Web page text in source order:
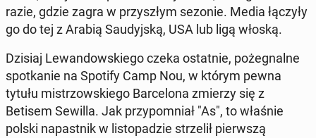
razie, gdzie zagra w przy­szłym sezonie. Media łączyły
go do tej z Arabią Sau­dyj­ską, USA lub ligą włoską.
Dzisiaj Le­wan­dow­skie­go czeka ostat­nie, po­że­gnal­ne
spo­tka­nie na Spotify Camp Nou, w którym pewna
tytułu mi­strzow­skie­go Bar­ce­lo­na zmierzy się z
Betisem Sewilla. Jak przy­po­mniał "As", to właśnie
polski na­past­nik w li­sto­pa­dzie strze­lił pierw­szą